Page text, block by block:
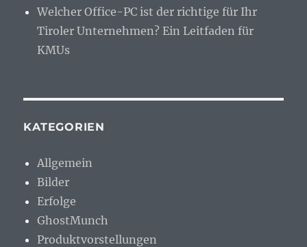
Welcher Office-PC ist der richtige für Ihr
Tiroler Unternehmen? Ein Leitfaden für
KMUs
KATEGORIEN
Allgemein
Bilder
Erfolge
GhostMunch
Produktvorstellungen